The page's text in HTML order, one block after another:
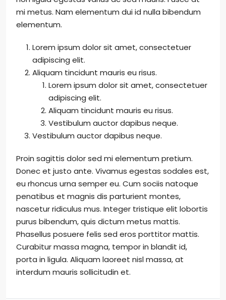
mi metus. Nam elementum dui id nulla bibendum
elementum.
Lorem ipsum dolor sit amet, consectetuer
adipiscing elit.
Aliquam tincidunt mauris eu risus.
Lorem ipsum dolor sit amet, consectetuer
adipiscing elit.
Aliquam tincidunt mauris eu risus.
Vestibulum auctor dapibus neque.
Vestibulum auctor dapibus neque.
Proin sagittis dolor sed mi elementum pretium.
Donec et justo ante. Vivamus egestas sodales est,
eu rhoncus urna semper eu. Cum sociis natoque
penatibus et magnis dis parturient montes,
nascetur ridiculus mus. Integer tristique elit lobortis
purus bibendum, quis dictum metus mattis.
Phasellus posuere felis sed eros porttitor mattis.
Curabitur massa magna, tempor in blandit id,
porta in ligula. Aliquam laoreet nisl massa, at
interdum mauris sollicitudin et.